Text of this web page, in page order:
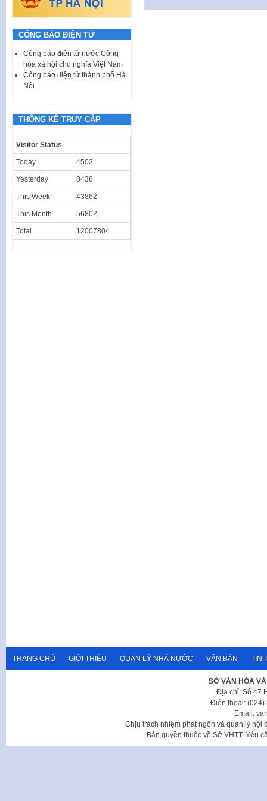
CÔNG BÁO ĐIỆN TỬ
Công báo điện tử nước Cộng
hòa xã hội chủ nghĩa Việt Nam
Công báo điện tử thành phố Hà
Nội
THỐNG KÊ TRUY CẬP
Visitor Status
Today 4502
Yesterday 8438
This Week 43862
This Month 56802
Total 12007804
TRANG CHỦ GIỚI THIỆU QUẢN LÝ NHÀ NƯỚC VĂN BẢN TIN
SỞ VĂN HÓA
Địa chỉ: Số 47
Điện thoại: (024)
Email:
Chịu trách nhiệm phát ngôn và quản lý nội
Bản quyền thuộc về Sở VHTT. Yêu